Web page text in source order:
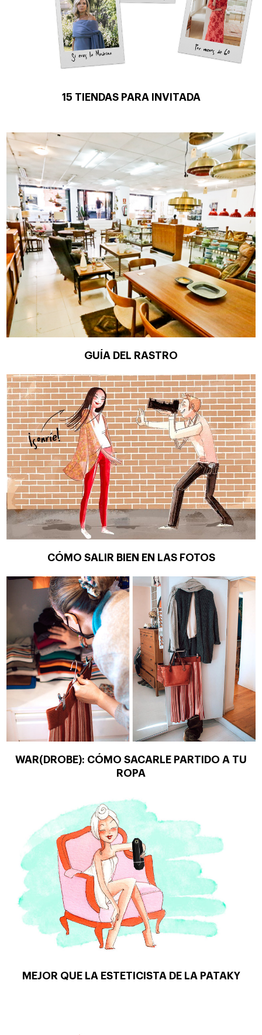
15 TIENDAS PARA INVITADA
GUÍA DEL RASTRO
CÓMO SALIR BIEN EN LAS FOTOS
WAR(DROBE): CÓMO SACARLE PARTIDO A TU
ROPA
MEJOR QUE LA ESTETICISTA DE LA PATAKY